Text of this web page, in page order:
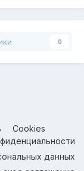
0
Cookies
данных